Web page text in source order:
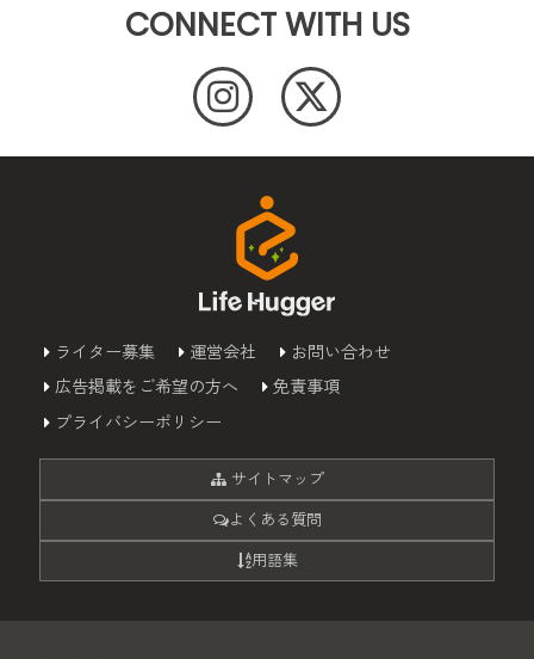
CONNECT WITH US
ライター募集 運営会社
お問い合わせ
広告掲載をご希望の方へ
免責事項
プライバシーポリシー
サイトマップ
よくある質問
用語集